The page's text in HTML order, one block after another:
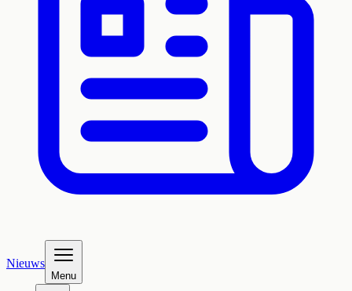
Nieuws
Menu